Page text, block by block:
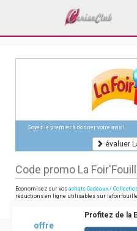
Soyez le premier à donner votre avis !
évaluer
Code promo La
Economisez sur vos achats Cadeaux /
réductions en ligne utilisables sur
offre
Profitez de la